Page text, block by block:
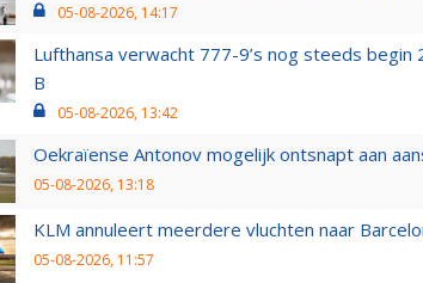
05-08-2026, 14:17
Lufthansa verwacht 777-9’s nog steeds
B
05-08-2026, 13:42
Oekraïense Antonov mogelijk ontsnapt aan
05-08-2026, 13:18
KLM annuleert meerdere vluchten naar
05-08-2026, 11:57